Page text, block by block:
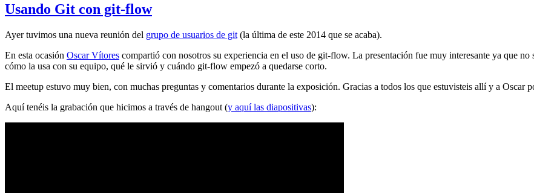
Usando Git con git-flow
Ayer tuvimos una nueva reunión del grupo de usuarios de git (la última de este 2014 que se acaba).
En esta ocasión Oscar Vítores compartió con nosotros su experiencia en el uso de git-flow. La presentación fue muy interesante ya que
cómo la usa con su equipo, qué le sirvió y cuándo git-flow empezó a quedarse corto.
El meetup estuvo muy bien, con muchas preguntas y comentarios durante la exposición. Gracias a todos los que estuvisteis allí y a Oscar
Aquí tenéis la grabación que hicimos a través de hangout (y aquí las diapositivas):